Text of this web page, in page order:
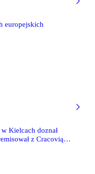
europejskich
Kielcach doznał
z Cracovią i